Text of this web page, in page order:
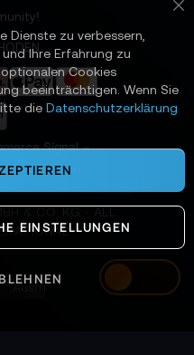
Austria
Signal –
AI Division
Dienste zu verbessern,
Ihre Erfahrung zu
Cookies
beeinträchtigen. Wenn Sie
die Datenschutzerklärung
EINSTELLUNGEN